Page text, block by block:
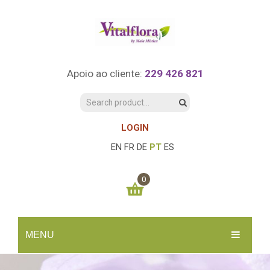
Apoio ao cliente: 229 426 821
LOGIN
EN FR DE PT ES
MENU
0
You have no items in your shopping cart
SUBTOTAL: 0.00€